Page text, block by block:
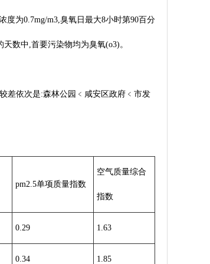
度为0.7mg/m3,臭氧日最大8小时第90百分
数中,首要污染物均为臭氧(o3)。
差依次是:森林公园﹤咸安区政府﹤市发
pm2.5单项质量指数
空气质量综合
指数
0.29 1.63
0.34 1.85